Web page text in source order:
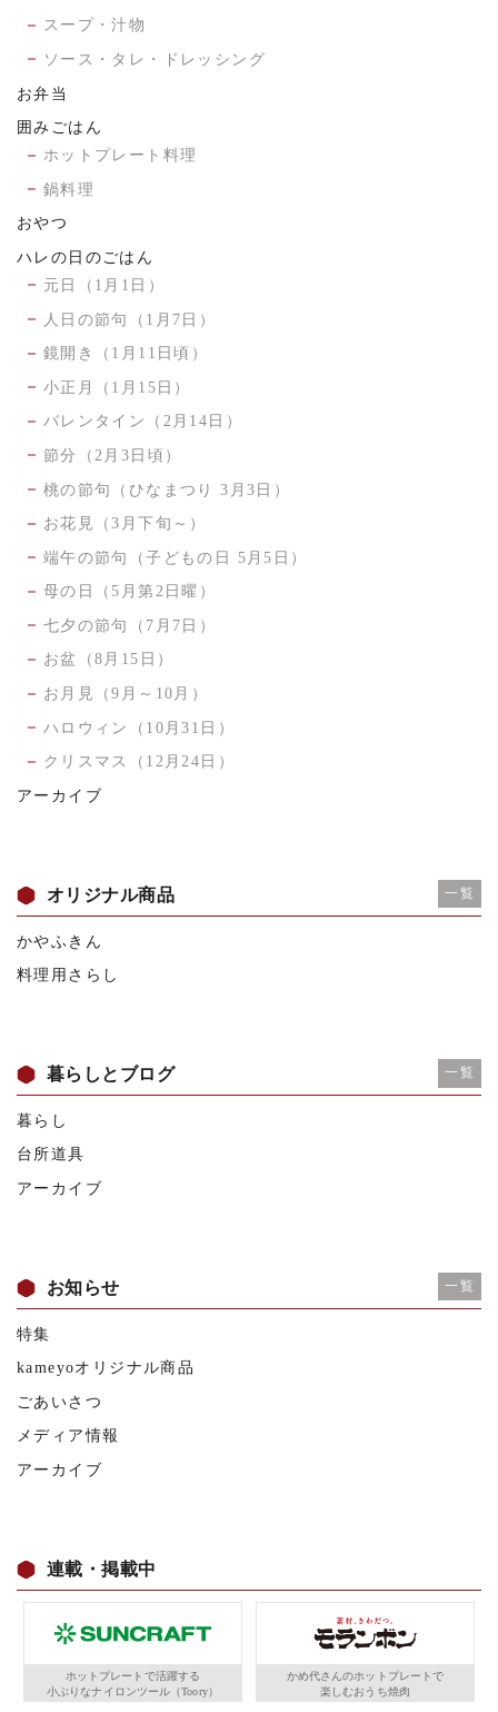
スープ・汁物
ソース・タレ・ドレッシング
お弁当
囲みごはん
ホットプレート料理
鍋料理
おやつ
ハレの日のごはん
元日（1月1日）
人日の節句（1月7日）
鏡開き（1月11日頃）
小正月（1月15日）
バレンタイン（2月14日）
節分（2月3日頃）
桃の節句（ひなまつり 3月3日）
お花見（3月下旬～）
端午の節句（子どもの日 5月5日）
母の日（5月第2日曜）
七夕の節句（7月7日）
お盆（8月15日）
お月見（9月～10月）
ハロウィン（10月31日）
クリスマス（12月24日）
アーカイブ
オリジナル商品 一覧
かやふきん
料理用さらし
暮らしとブログ 一覧
暮らし
台所道具
アーカイブ
お知らせ 一覧
特集
kameyoオリジナル商品
ごあいさつ
メディア情報
アーカイブ
連載・掲載中
ホットプレートで活躍する
小ぶりなナイロンツール（Toory）
かめ代さんのホットプレートで
楽しむおうち焼肉